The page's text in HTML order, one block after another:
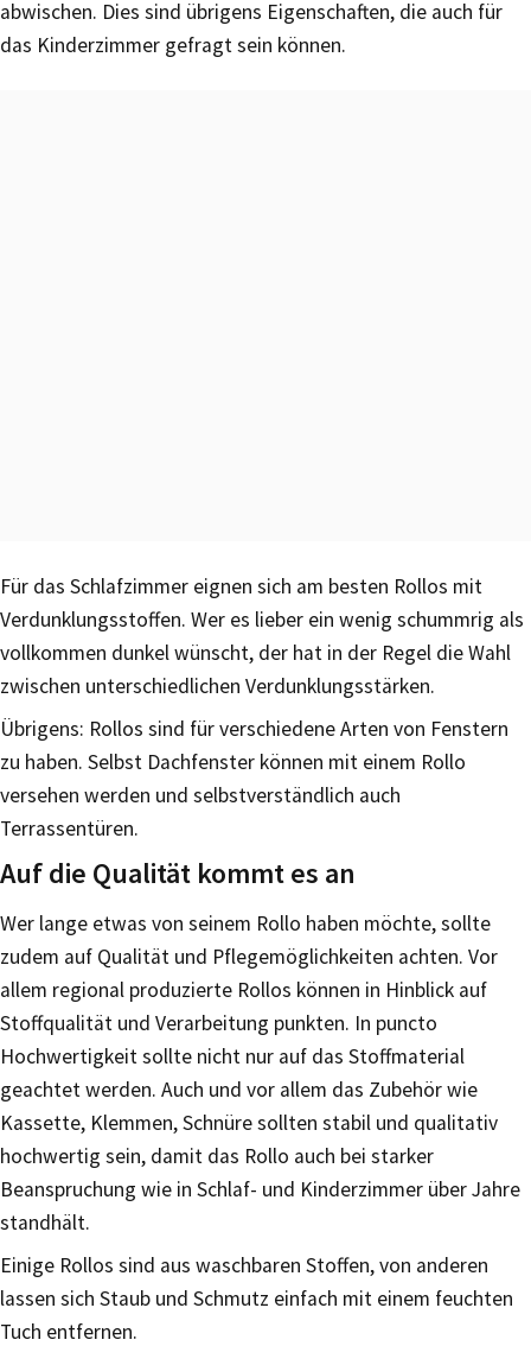
abwischen. Dies sind übrigens Eigenschaften, die auch für
das Kinderzimmer gefragt sein können.
Für das Schlafzimmer eignen sich am besten Rollos mit
Verdunklungsstoffen. Wer es lieber ein wenig schummrig als
vollkommen dunkel wünscht, der hat in der Regel die Wahl
zwischen unterschiedlichen Verdunklungsstärken.
Übrigens: Rollos sind für verschiedene Arten von Fenstern
zu haben. Selbst Dachfenster können mit einem Rollo
versehen werden und selbstverständlich auch
Terrassentüren.
Auf die Qualität kommt es an
Wer lange etwas von seinem Rollo haben möchte, sollte
zudem auf Qualität und Pflegemöglichkeiten achten. Vor
allem regional produzierte Rollos können in Hinblick auf
Stoffqualität und Verarbeitung punkten. In puncto
Hochwertigkeit sollte nicht nur auf das Stoffmaterial
geachtet werden. Auch und vor allem das Zubehör wie
Kassette, Klemmen, Schnüre sollten stabil und qualitativ
hochwertig sein, damit das Rollo auch bei starker
Beanspruchung wie in Schlaf- und Kinderzimmer über Jahre
standhält.
Einige Rollos sind aus waschbaren Stoffen, von anderen
lassen sich Staub und Schmutz einfach mit einem feuchten
Tuch entfernen.